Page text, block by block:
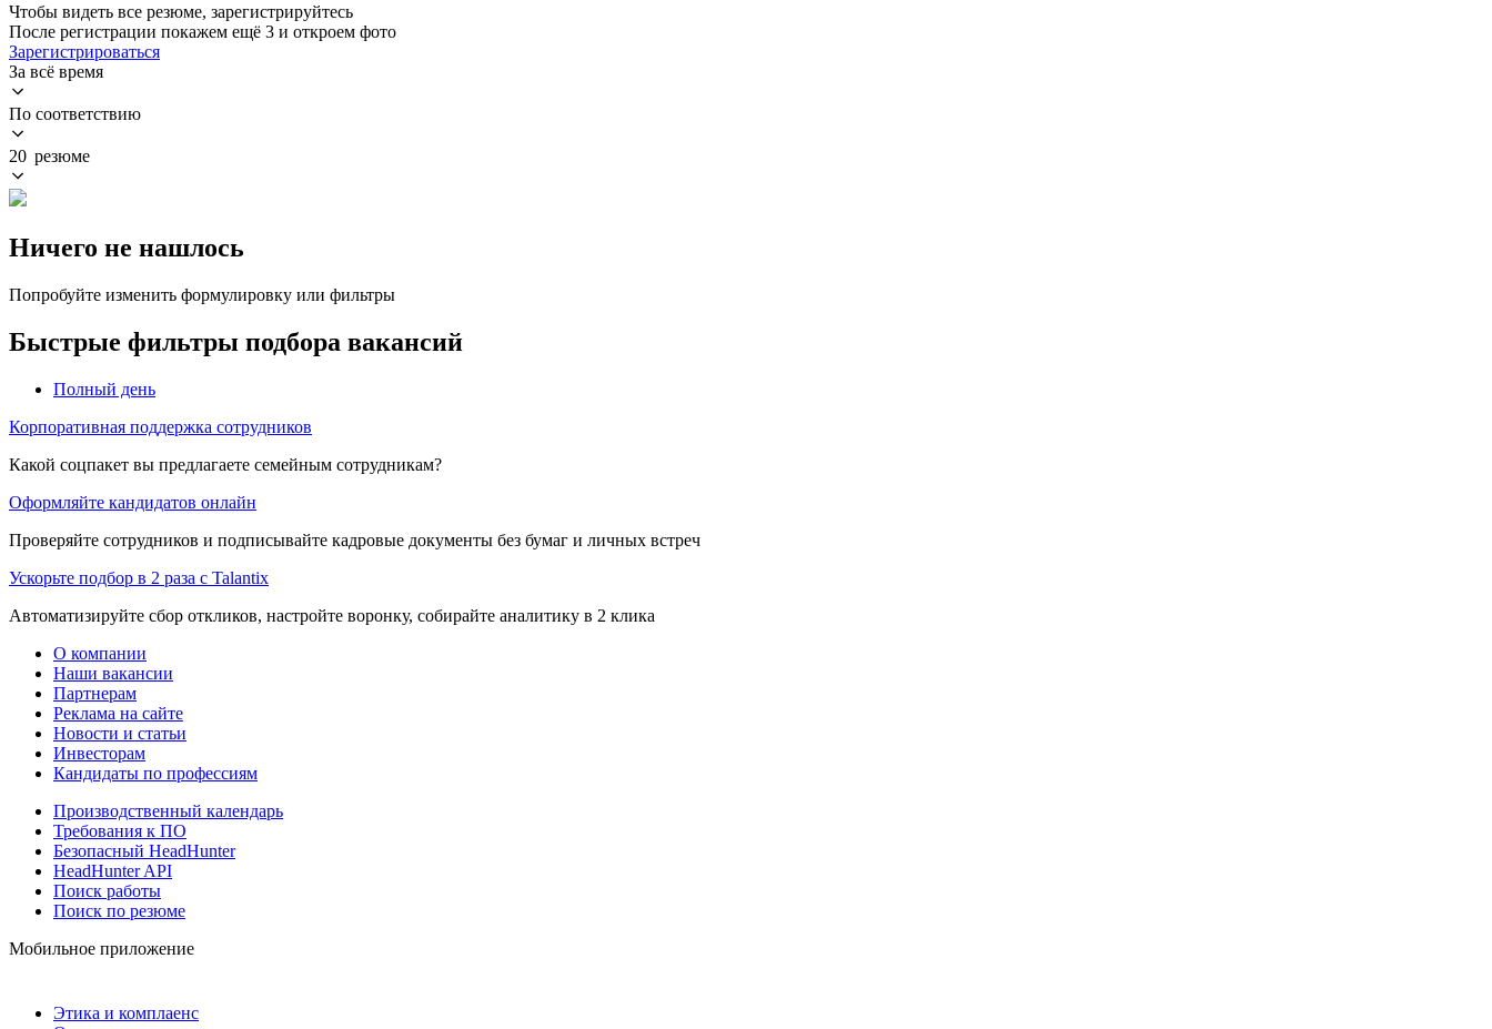
Чтобы видеть все резюме, зарегистрируйтесь
После регистрации покажем ещё 3 и откроем фото
Зарегистрироваться
За всё время
По соответствию
20 резюме
Ничего не нашлось
Попробуйте изменить формулировку или фильтры
Быстрые фильтры подбора вакансий
Полный день
Корпоративная поддержка сотрудников
Какой соцпакет вы предлагаете семейным сотрудникам?
Оформляйте кандидатов онлайн
Проверяйте сотрудников и подписывайте кадровые документы без бумаг и личных встреч
Ускорьте подбор в 2 раза с Talantix
Автоматизируйте сбор откликов, настройте воронку, собирайте аналитику в 2 клика
О компании
Наши вакансии
Партнерам
Реклама на сайте
Новости и статьи
Инвесторам
Кандидаты по профессиям
Производственный календарь
Требования к ПО
Безопасный HeadHunter
HeadHunter API
Поиск работы
Поиск по резюме
Мобильное приложение
Этика и комплаенс